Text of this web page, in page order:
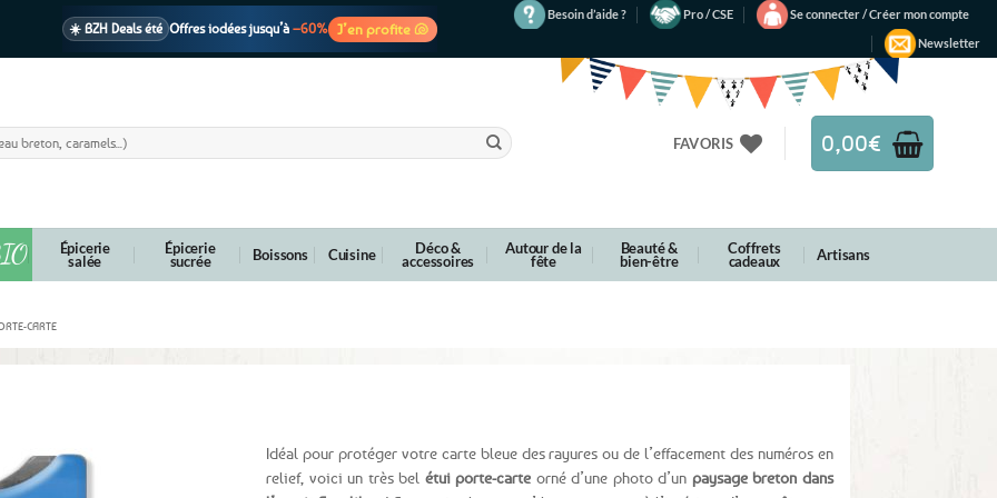
☀️ BZH Deals été Offres iodées jusqu’à –60% J’en profite 🐚
Besoin d’aide ? Pro / CSE
Se connecter / Créer mon compte
Newsletter
FAVORIS 0,00€
Épicerie
salée
Épicerie
sucrée Boissons Cuisine Déco &
accessoires
Autour de la
fête
Beauté &
bien-être
Coffrets
cadeaux Artisans
CARTE
Idéal pour protéger votre carte bleue des rayures ou de l’effacement des numéros en
relief, voici un très bel étui porte-carte orné d’une photo d’un paysage breton dans